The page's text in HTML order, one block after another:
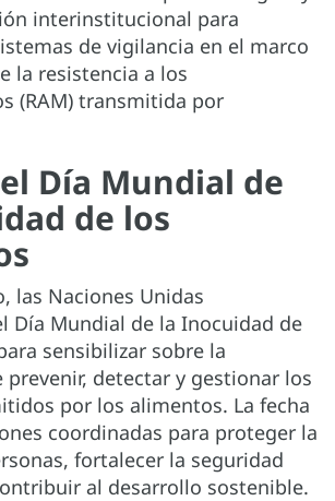
interinstitucional para
de vigilancia en el marco
la resistencia a los
(RAM) transmitida por
Día Mundial de
de los
las Naciones Unidas
Día Mundial de la Inocuidad de
sensibilizar sobre la
detectar y gestionar los
por los alimentos. La fecha
coordinadas para proteger la
fortalecer la seguridad
al desarrollo sostenible.